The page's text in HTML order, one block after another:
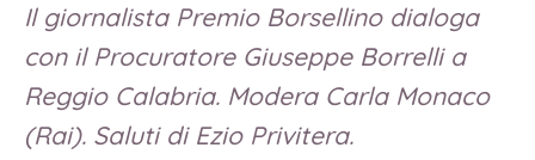
Il giornalista Premio Borsellino dialoga
con il Procuratore Giuseppe Borrelli a
Reggio Calabria. Modera Carla Monaco
(Rai). Saluti di Ezio Privitera.